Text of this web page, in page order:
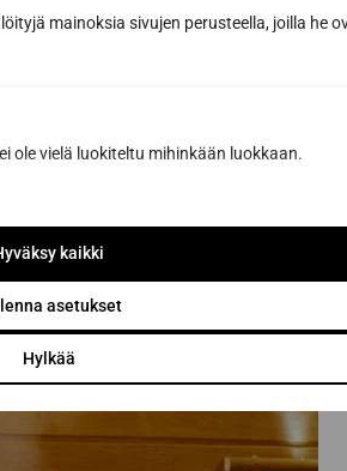
mainoksia sivujen perusteella, joilla he
ole vielä luokiteltu mihinkään luokkaan.
Hylkää
asetukset
kaikki
mukaisesti.